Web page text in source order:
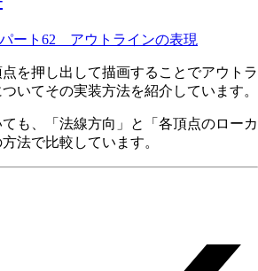
パート62 アウトラインの表現
を押し出して描画することでアウトラ
いてその実装方法を紹介しています。
も、「法線方向」と「各頂点のローカ
法で比較しています。